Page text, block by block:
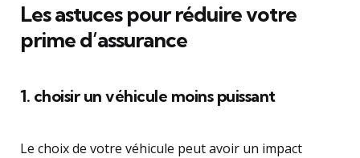
Les astuces pour réduire votre
prime d’assurance
1. choisir un véhicule moins puissant
Le choix de votre véhicule peut avoir un impact